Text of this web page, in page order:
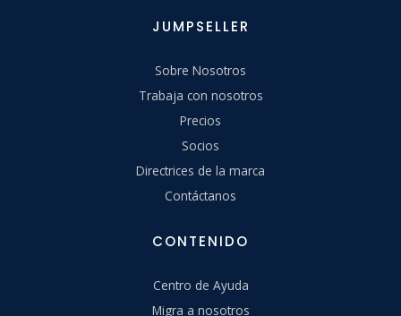
JUMPSELLER
Sobre Nosotros
Trabaja con nosotros
Precios
Socios
Directrices de la marca
Contáctanos
CONTENIDO
Centro de Ayuda
Migra a nosotros